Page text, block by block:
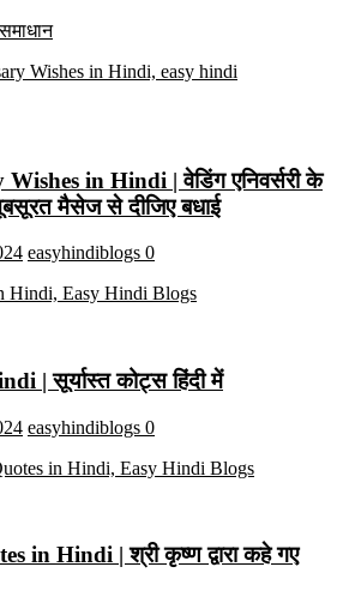
in Hindi | वेडिंग एनिवर्सरी के
मैसेज से दीजिए बधाई
easyhindiblogs 0
| सूर्यास्त कोट्स हिंदी में
easyhindiblogs 0
in Hindi | श्री कृष्ण द्वारा कहे गए